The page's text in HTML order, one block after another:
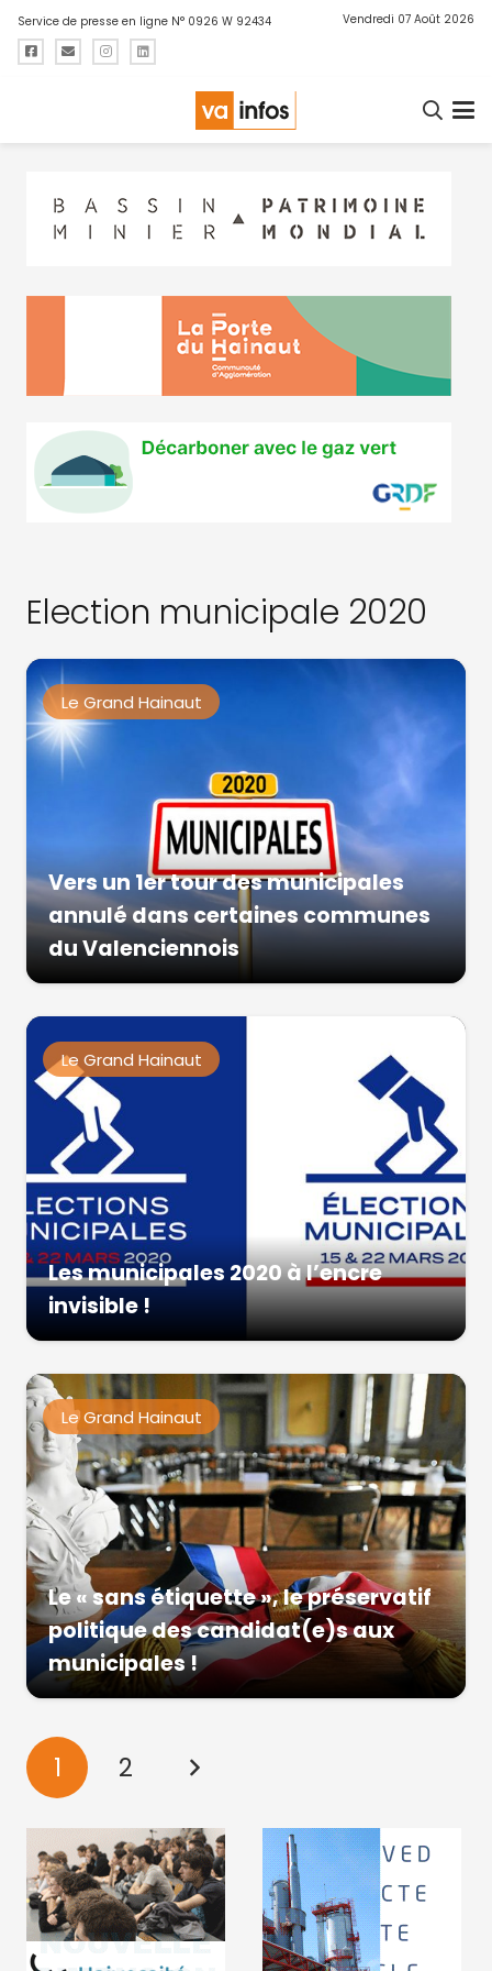
Service de presse en ligne N° 0926 W 92434 Vendredi 07 Août 2026
Election municipale 2020
Le Grand Hainaut
Vers un 1er tour des municipales
annulé dans certaines communes
du Valenciennois
Le Grand Hainaut
Les municipales 2020 à l’encre
invisible !
Le Grand Hainaut
Le « sans étiquette », le préservatif
politique des candidat(e)s aux
municipales !
1 2